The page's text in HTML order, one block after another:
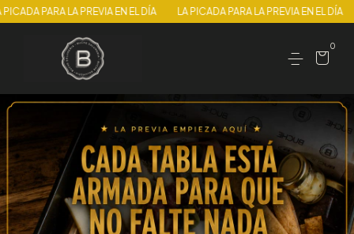
LA PICADA PARA LA PREVIA EN EL DÍA LA PICADA PARA LA PREVIA
0